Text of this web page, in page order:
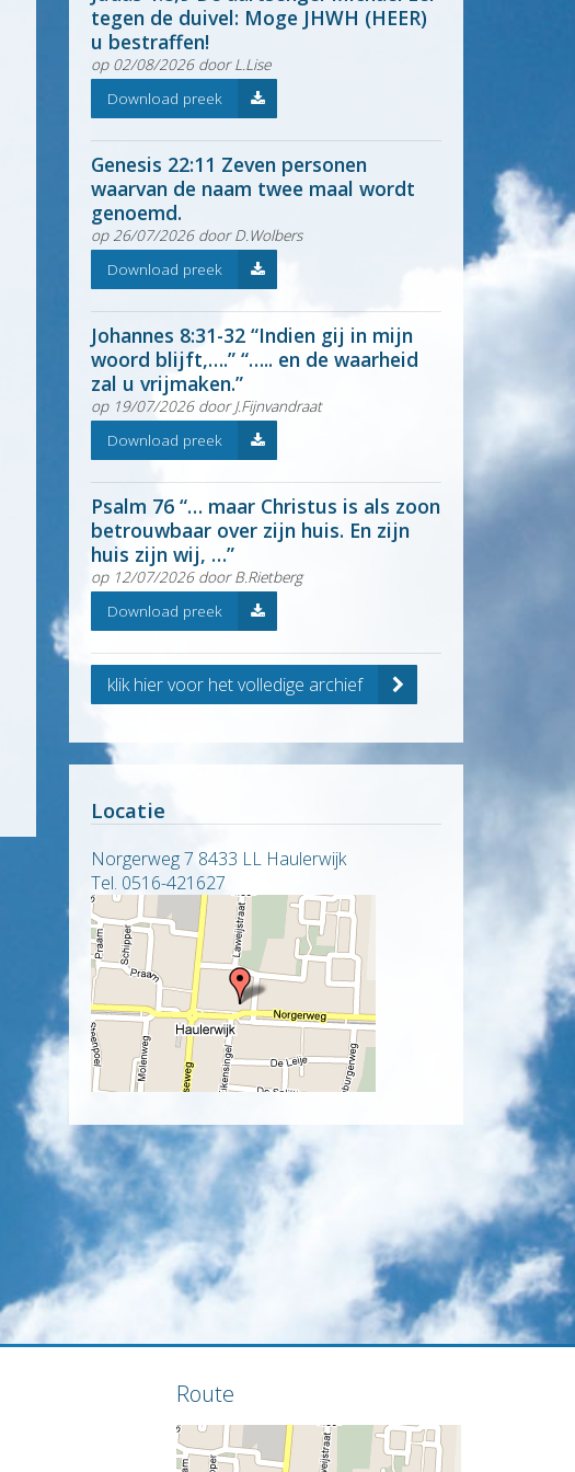
tegen de duivel: Moge JHWH (HEER)
u bestraffen!
op 02/08/2026 door L.Lise
Download preek
Genesis 22:11 Zeven personen
waarvan de naam twee maal wordt
genoemd.
op 26/07/2026 door D.Wolbers
Download preek
Johannes 8:31-32 “Indien gij in mijn
woord blijft,….” “….. en de waarheid
zal u vrijmaken.”
op 19/07/2026 door J.Fijnvandraat
Download preek
Psalm 76 “… maar Christus is als zoon
betrouwbaar over zijn huis. En zijn
huis zijn wij, …”
op 12/07/2026 door B.Rietberg
Download preek
klik hier voor het volledige archief
Locatie
Norgerweg 7 8433 LL Haulerwijk
Tel. 0516-421627
Route